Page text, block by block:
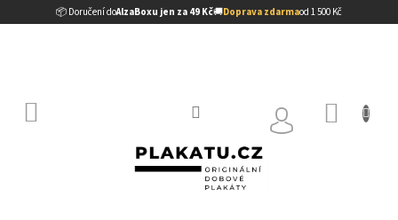
📦 Doručení doAlzaBoxu jen za 49 Kč🚚Doprava zdarmaod 1 500 Kč
na